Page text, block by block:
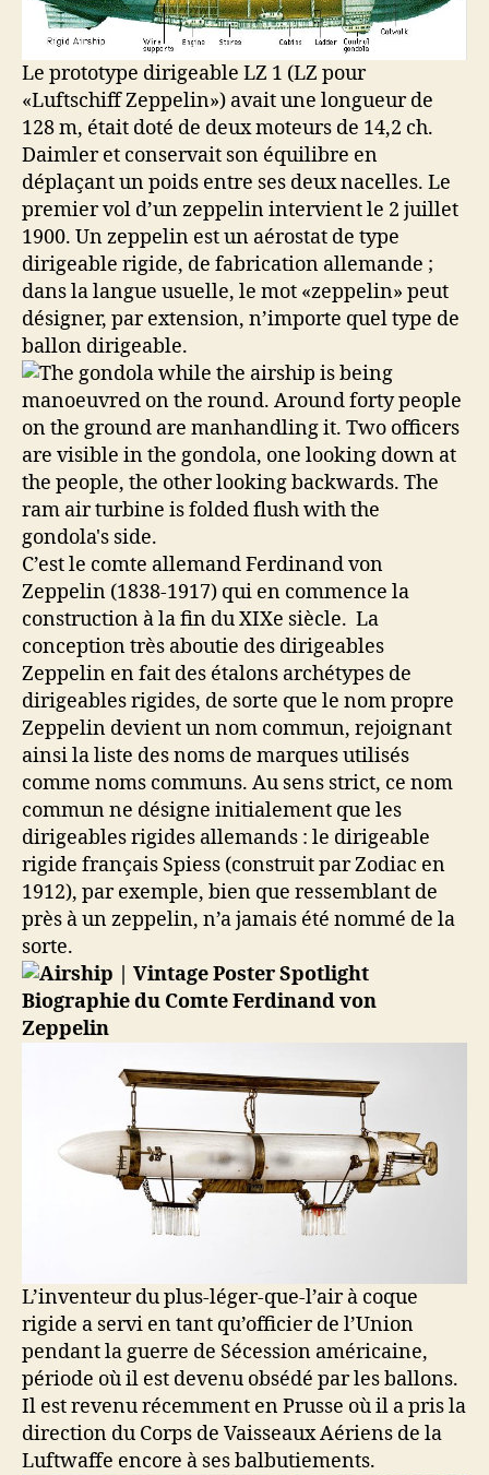
Le prototype dirigeable LZ 1 (LZ pour
«Luftschiff Zeppelin») avait une longueur de
128 m, était doté de deux moteurs de 14,2 ch.
Daimler et conservait son équilibre en
déplaçant un poids entre ses deux nacelles. Le
premier vol d’un zeppelin intervient le 2 juillet
1900. Un zeppelin est un aérostat de type
dirigeable rigide, de fabrication allemande ;
dans la langue usuelle, le mot «zeppelin» peut
désigner, par extension, n’importe quel type de
ballon dirigeable.
C’est le comte allemand Ferdinand von
Zeppelin (1838-1917) qui en commence la
construction à la fin du XIXe siècle. La
conception très aboutie des dirigeables
Zeppelin en fait des étalons archétypes de
dirigeables rigides, de sorte que le nom propre
Zeppelin devient un nom commun, rejoignant
ainsi la liste des noms de marques utilisés
comme noms communs. Au sens strict, ce nom
commun ne désigne initialement que les
dirigeables rigides allemands : le dirigeable
rigide français Spiess (construit par Zodiac en
1912), par exemple, bien que ressemblant de
près à un zeppelin, n’a jamais été nommé de la
sorte.
Biographie du Comte Ferdinand von
Zeppelin
L’inventeur du plus-léger-que-l’air à coque
rigide a servi en tant qu’officier de l’Union
pendant la guerre de Sécession américaine,
période où il est devenu obsédé par les ballons.
Il est revenu récemment en Prusse où il a pris la
direction du Corps de Vaisseaux Aériens de la
Luftwaffe encore à ses balbutiements.